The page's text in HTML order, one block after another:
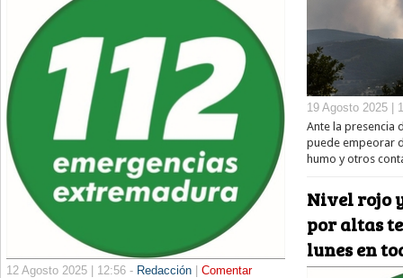
12 Agosto 2025 | 12:56 - Redacción| Comentar
19 Agosto 2025 |
Ante la presencia
puede empeorar
humo y otros
Nivel rojo
por altas
lunes en